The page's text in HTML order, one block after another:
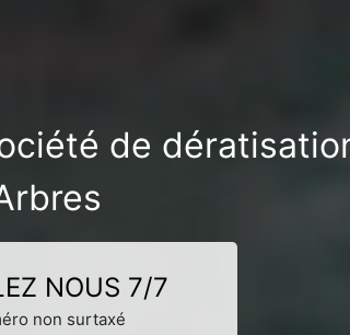
de
NOUS 7/7
non surtaxé